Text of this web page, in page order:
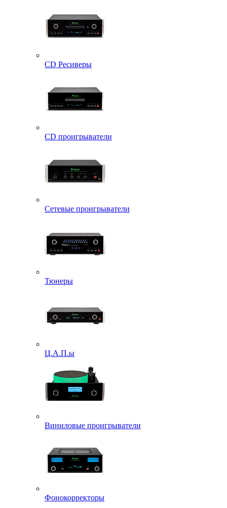
CD Ресиверы
CD проигрыватели
Сетевые проигрыватели
Тюнеры
Ц.А.П.ы
Виниловые проигрыватели
Фонокорректоры